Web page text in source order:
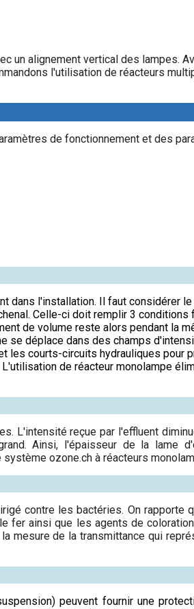
un alignement vertical des lampes.
l'utilisation de réacteurs
de fonctionnement et des
dans l'installation. Il faut considérer
Celle-ci doit remplir 3
de volume reste alors pendant la
se déplace dans des champs
courts-circuits hydrauliques pour
de réacteur monolampe
L'intensité reçue par l'effluent
Ainsi, l'épaisseur de la lame
ozone.ch à réacteurs
contre les bactéries. On
fer ainsi que les agents de
mesure de la transmittance qui
peuvent fournir une